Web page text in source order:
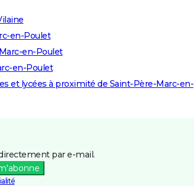
en-Poulet
en-Poulet
en-Poulet
et lycées à proximité de Saint-Père-Marc-en-
par e-mail.